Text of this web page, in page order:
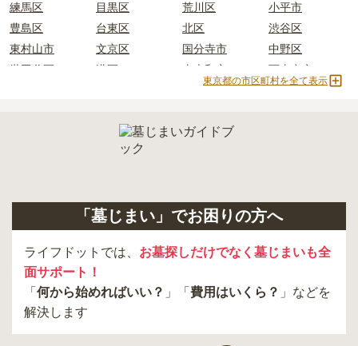
練馬区
目黒区 荒川区
小平市
豊島区
台東区 北区
渋谷区
東村山市
文京区 国分寺市
中野区
世田谷区
港区 東大和市
西東京市
町田市 府中市
昭島市
葛飾区 墨田区
杉並区
東京都の市区町村を全て表示
「墓じまい」でお困りの方へ
ライフドットでは、 お墓探しだけでなく墓じまいも全
面サポート！
「 何から始めればいい？ 」「 費用はいくら？ 」などを
解決します